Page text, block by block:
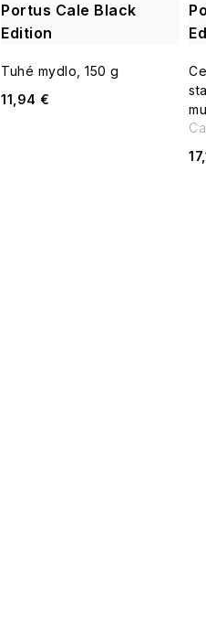
Portus Cale Black
Edition
Tuhé mydlo, 150 g
11,94 €